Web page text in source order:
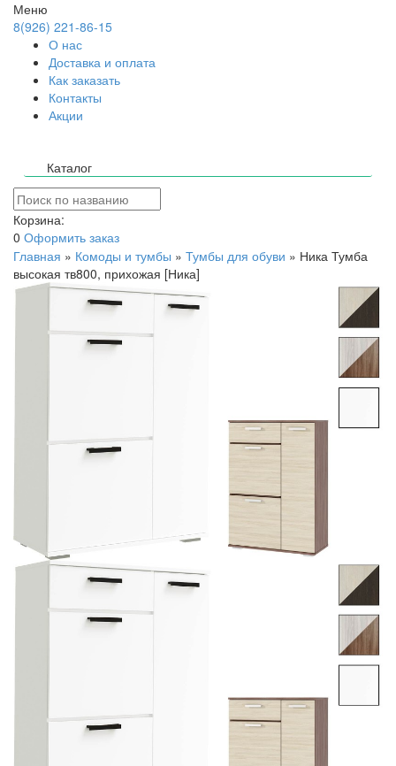
Меню
8(926) 221-86-15
О нас
Доставка и оплата
Как заказать
Контакты
Акции
Каталог
Корзина:
0 Оформить заказ
Главная » Комоды и тумбы » Тумбы для обуви » Ника Тумба
высокая тв800, прихожая [Ника]